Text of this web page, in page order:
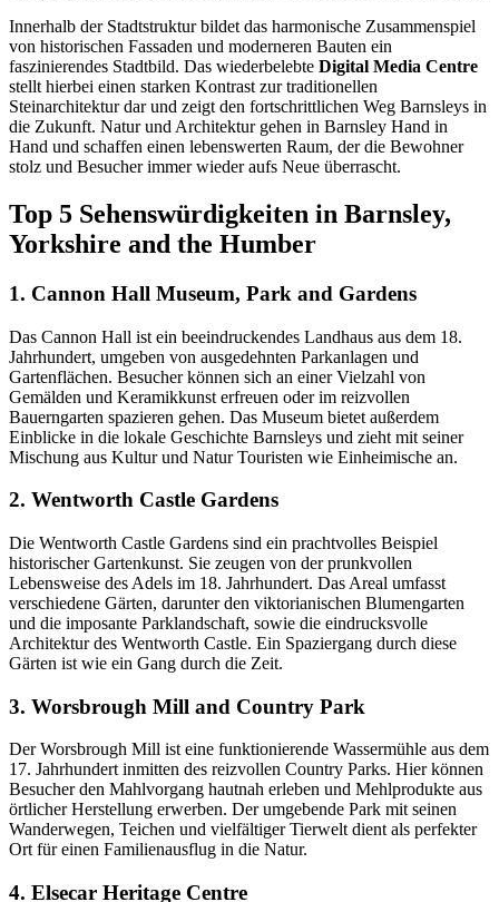
Innerhalb der Stadtstruktur bildet das harmonische Zusammenspiel
von historischen Fassaden und moderneren Bauten ein
faszinierendes Stadtbild. Das wiederbelebte Digital Media Centre
stellt hierbei einen starken Kontrast zur traditionellen
Steinarchitektur dar und zeigt den fortschrittlichen Weg Barnsleys in
die Zukunft. Natur und Architektur gehen in Barnsley Hand in
Hand und schaffen einen lebenswerten Raum, der die Bewohner
stolz und Besucher immer wieder aufs Neue überrascht.
Top 5 Sehenswürdigkeiten in Barnsley,
Yorkshire and the Humber
1. Cannon Hall Museum, Park and Gardens
Das Cannon Hall ist ein beeindruckendes Landhaus aus dem 18.
Jahrhundert, umgeben von ausgedehnten Parkanlagen und
Gartenflächen. Besucher können sich an einer Vielzahl von
Gemälden und Keramikkunst erfreuen oder im reizvollen
Bauerngarten spazieren gehen. Das Museum bietet außerdem
Einblicke in die lokale Geschichte Barnsleys und zieht mit seiner
Mischung aus Kultur und Natur Touristen wie Einheimische an.
2. Wentworth Castle Gardens
Die Wentworth Castle Gardens sind ein prachtvolles Beispiel
historischer Gartenkunst. Sie zeugen von der prunkvollen
Lebensweise des Adels im 18. Jahrhundert. Das Areal umfasst
verschiedene Gärten, darunter den viktorianischen Blumengarten
und die imposante Parklandschaft, sowie die eindrucksvolle
Architektur des Wentworth Castle. Ein Spaziergang durch diese
Gärten ist wie ein Gang durch die Zeit.
3. Worsbrough Mill and Country Park
Der Worsbrough Mill ist eine funktionierende Wassermühle aus dem
17. Jahrhundert inmitten des reizvollen Country Parks. Hier können
Besucher den Mahlvorgang hautnah erleben und Mehlprodukte aus
örtlicher Herstellung erwerben. Der umgebende Park mit seinen
Wanderwegen, Teichen und vielfältiger Tierwelt dient als perfekter
Ort für einen Familienausflug in die Natur.
4. Elsecar Heritage Centre